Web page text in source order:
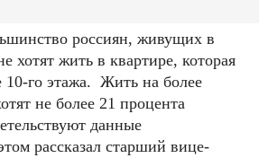
россиян, живущих в
хотят жить в квартире, которая
го этажа. Жить на более
не более 21 процента
данные
рассказал старший вице-